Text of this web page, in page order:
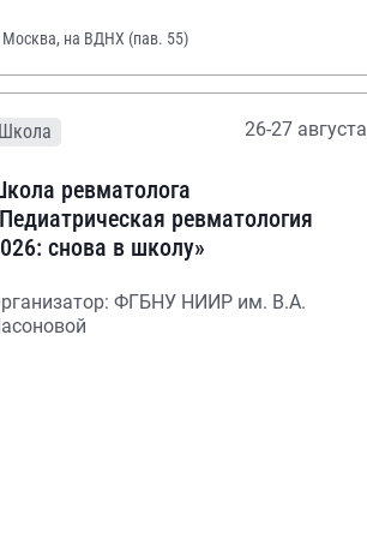
Москва, на ВДНХ (пав. 55)
Школа 26-27 августа
ревматолога
ревматология
снова в школу»
ФГБНУ НИИР им. В.А.